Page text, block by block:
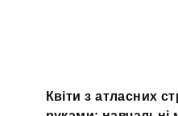
Квіти з атласних